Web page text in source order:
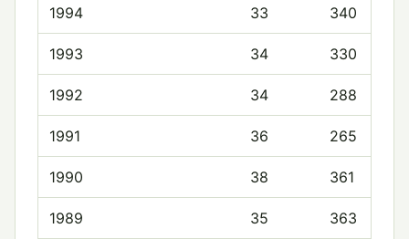
1994 33 340
1993 34 330
1992 34 288
1991 36 265
1990 38 361
1989 35 363